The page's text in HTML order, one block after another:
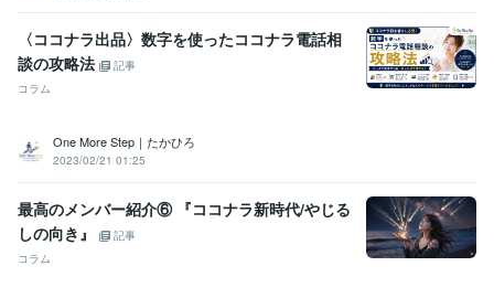
〈ココナラ出品〉数字を使ったココナラ電話相
談の攻略法
記事
コラム
One More Step｜たかひろ
2023/02/21 01:25
最高のメンバー紹介⑥ 『ココナラ新時代/やじる
しの向き』
記事
コラム